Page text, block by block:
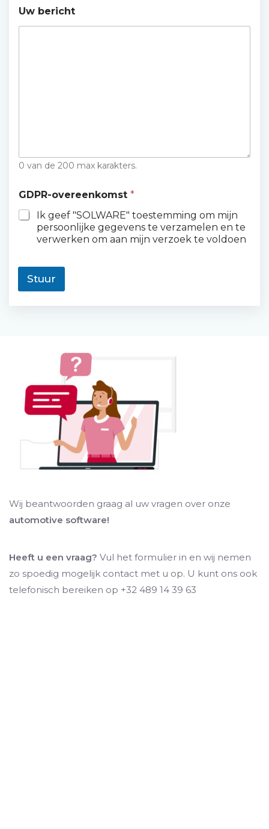
Uw bericht
0 van de 200 max karakters.
GDPR-overeenkomst *
Ik geef "SOLWARE" toestemming om mijn
persoonlijke gegevens te verzamelen en te
verwerken om aan mijn verzoek te voldoen
Stuur
Wij beantwoorden graag al uw vragen over onze
automotive software!
Heeft u een vraag? Vul het formulier in en wij nemen
zo spoedig mogelijk contact met u op. U kunt ons ook
telefonisch bereiken op +32 489 14 39 63